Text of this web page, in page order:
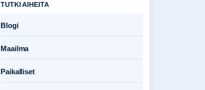
TUTKI AIHEITA
Blogi
Maailma
Paikalliset